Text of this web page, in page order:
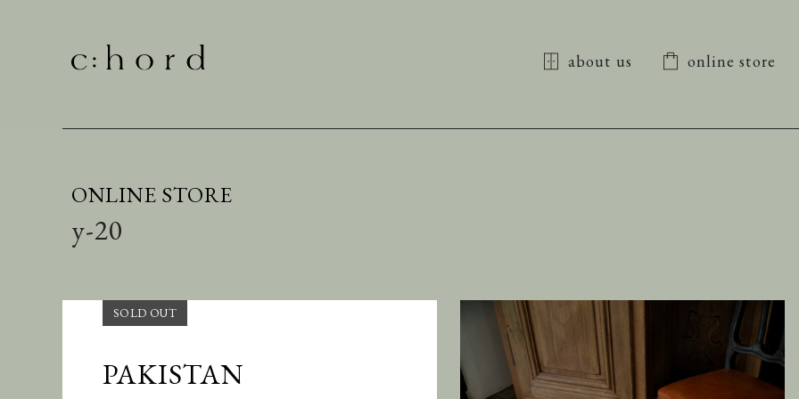
about us online store
ONLINE STORE
y-20
PAKISTAN